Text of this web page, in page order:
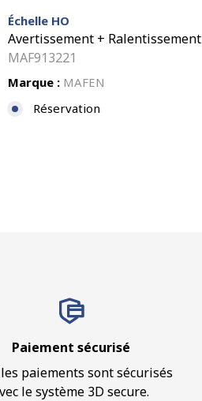
Échelle HO
Avertissement + Ralentissement
MAF913221
Marque : MAFEN
Réservation
Paiement sécurisé
paiements sont sécurisés
le système 3D secure.